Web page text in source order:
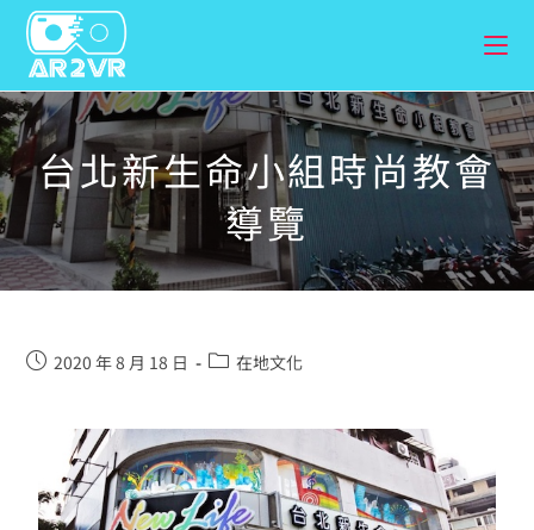
台北新生命小組時尚教會
導覽
2020 年 8 月 18 日 在地文化